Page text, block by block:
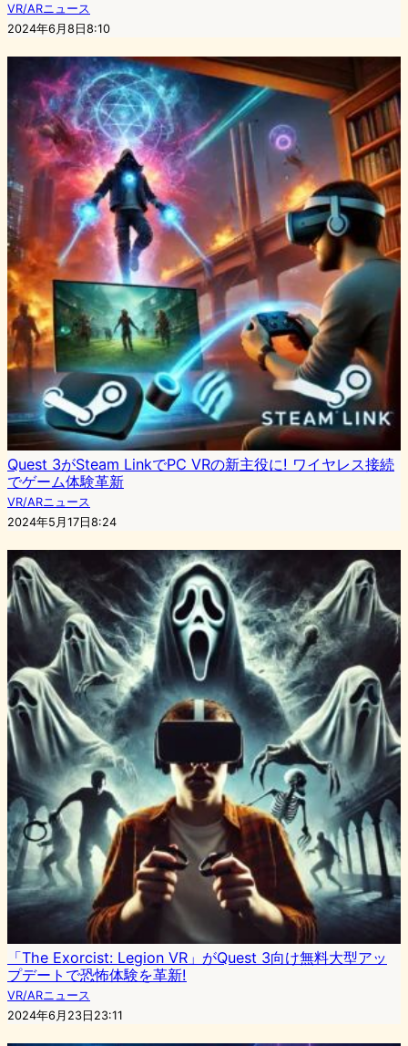
VR/ARニュース
2024年6月8日8:10
Quest 3がSteam LinkでPC VRの新主役に! ワイヤレス接続
でゲーム体験革新
VR/ARニュース
2024年5月17日8:24
「The Exorcist: Legion VR」がQuest 3向け無料大型アッ
プデートで恐怖体験を革新!
VR/ARニュース
2024年6月23日23:11